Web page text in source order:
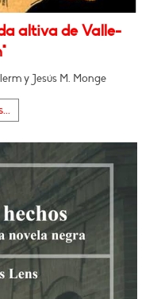
altiva de Valle-
y Jesús M. Monge